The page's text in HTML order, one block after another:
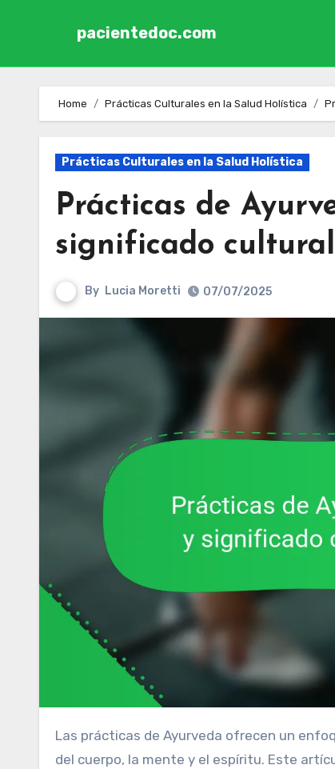
pacientedoc.com
Home Prácticas Culturales en la Salud Holística
Prácticas Culturales en la Salud Holística
Prácticas de
significado
By Lucia Moretti 07/07/2025
Las prácticas de Ayurveda ofrecen un enfoque holístico de la salud al promover el equilibrio y la armonía dentro
del cuerpo, la mente y el espíritu. Este